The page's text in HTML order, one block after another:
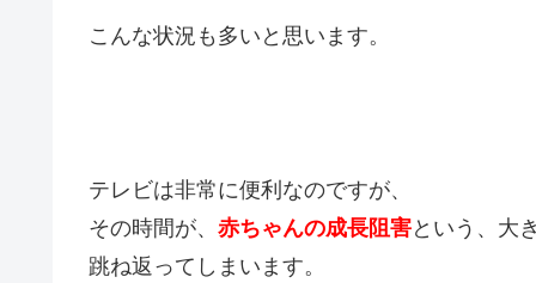
こんな状況も多いと思います。
テレビは非常に便利なのですが、
その時間が、 赤ちゃんの成長阻害という、大
跳ね返ってしまいます。